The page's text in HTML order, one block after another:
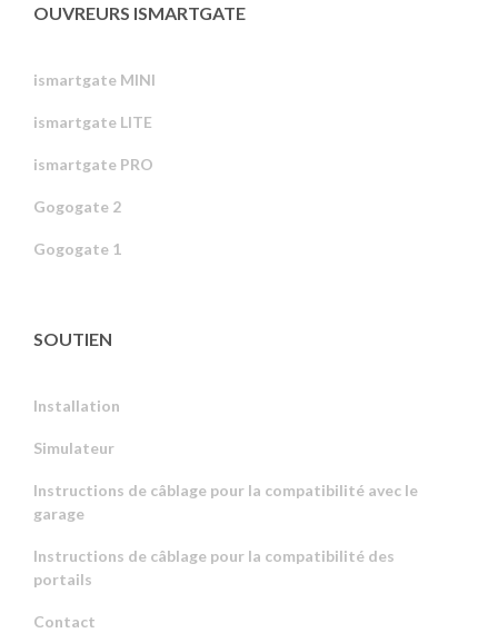
OUVREURS ISMARTGATE
ismartgate MINI
ismartgate LITE
ismartgate PRO
Gogogate 2
Gogogate 1
SOUTIEN
Installation
Simulateur
Instructions de câblage pour la compatibilité avec le
garage
Instructions de câblage pour la compatibilité des
portails
Contact